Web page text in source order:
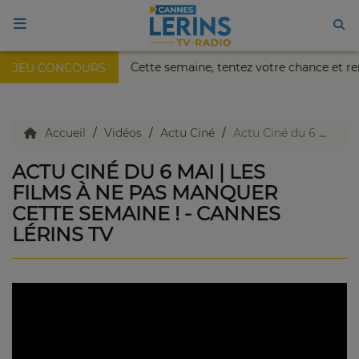
JEU CONCOURS
de Nice ! Cette semaine, tentez votre chance
TV en direct
Replay TV
Agenda
Emissions Radio
Accueil Vidéos Actu Ciné Actu Ciné du 6 Mai | Les films à ne pas manquer cette semaine ! - Cannes Lérins TV
ACTU CINÉ DU 6 MAI | LES
FILMS À NE PAS MANQUER
CETTE SEMAINE ! - CANNES
LÉRINS TV